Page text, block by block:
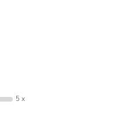
5 x